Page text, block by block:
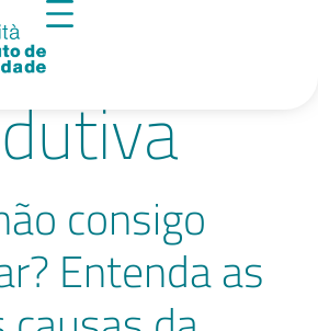
consigo
Entenda as